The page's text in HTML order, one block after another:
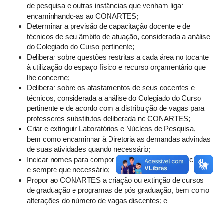
de pesquisa e outras instâncias que venham ligar
encaminhando-as ao CONARTES;
Determinar a previsão de capacitação docente e de
técnicos de seu âmbito de atuação, considerada a análise
do Colegiado do Curso pertinente;
Deliberar sobre questões restritas a cada área no tocante
à utilização do espaço físico e recurso orçamentário que
lhe concerne;
Deliberar sobre os afastamentos de seus docentes e
técnicos, considerada a análise do Colegiado do Curso
pertinente e de acordo com a distribuição de vagas para
professores substitutos deliberada no CONARTES;
Criar e extinguir Laboratórios e Núcleos de Pesquisa,
bem como encaminhar à Diretoria as demandas advindas
de suas atividades quando necessário;
Indicar nomes para compor comissões quando solicitado
e sempre que necessário;
Propor ao CONARTES a criação ou extinção de cursos
de graduação e programas de pós graduação, bem como
alterações do número de vagas discentes; e